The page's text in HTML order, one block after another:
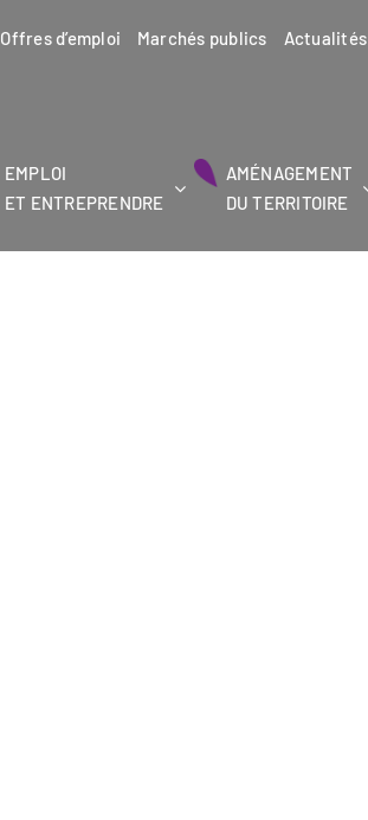
Offres d’emploi Marchés publics Actualités
EMPLOI
ET ENTREPRENDRE
AMÉNAGEMENT
DU TERRITOIRE